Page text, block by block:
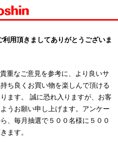
用頂きましてありがとうございま
重なご意見を参考に、より良いサ
ち良くお買い物を楽しんで頂ける
ます。 誠に恐れ入りますが、お客
うお願い申し上げます。アンケー
、毎月抽選で５００名様に５００
ます。